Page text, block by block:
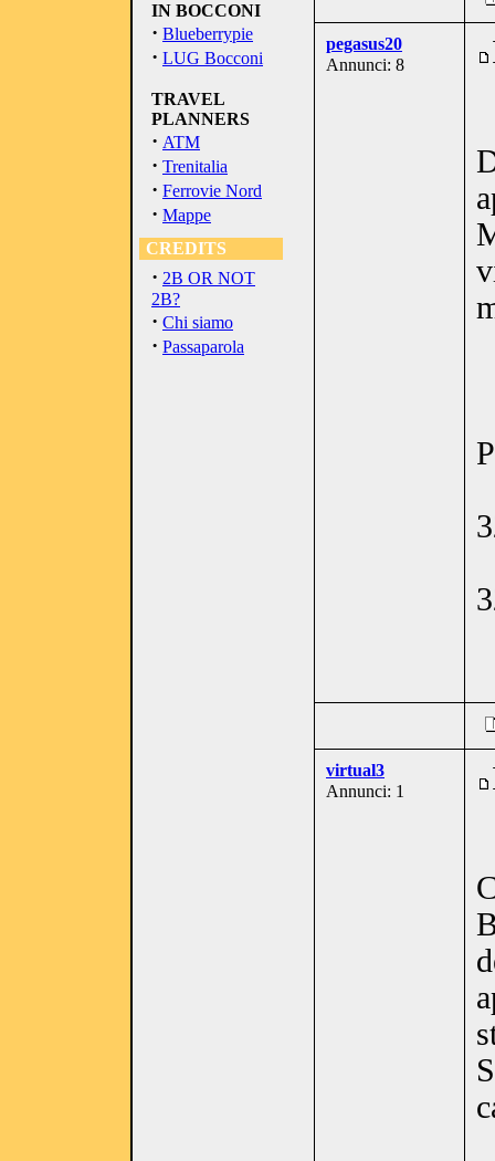
IN BOCCONI
· Blueberrypie
· LUG Bocconi
TRAVEL
PLANNERS
· ATM
· Trenitalia
· Ferrovie Nord
· Mappe
CREDITS
· 2B OR NOT
2B?
· Chi siamo
· Passaparola
pegasus20
Annunci: 8
virtual3
Annunci: 1